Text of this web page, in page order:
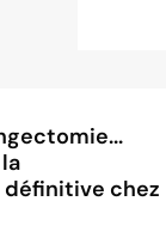
chez